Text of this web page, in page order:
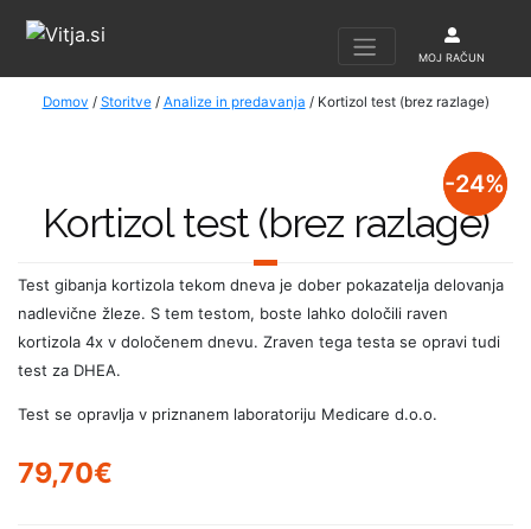
MOJ RAČUN
Domov / Storitve/ Analize in predavanja / Kortizol test (brez razlage)
Kortizol test (brez razlage)
Test gibanja kortizola tekom dneva je dober pokazatelja delovanja
nadlevične žleze. S tem testom, boste lahko določili raven
kortizola 4x v določenem dnevu. Zraven tega testa se opravi tudi
test za DHEA.
Test se opravlja v priznanem laboratoriju Medicare d.o.o.
79,70€
+
-37%
-24%